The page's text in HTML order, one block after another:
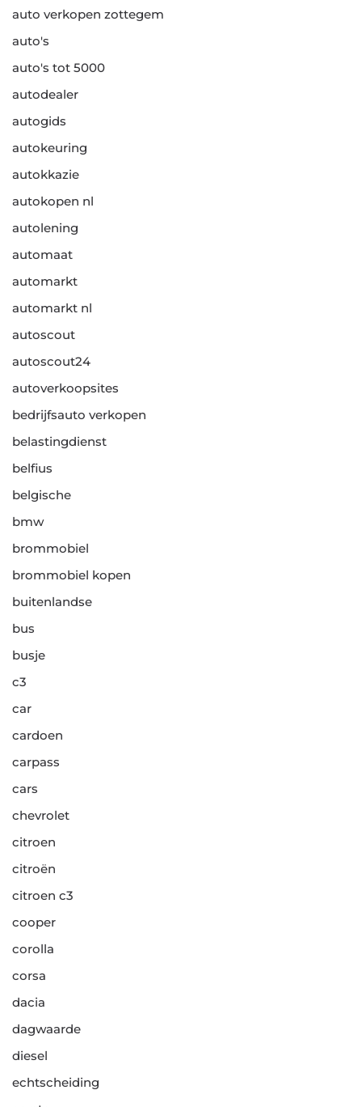
auto verkopen zottegem
auto's
auto's tot 5000
autodealer
autogids
autokeuring
autokkazie
autokopen nl
autolening
automaat
automarkt
automarkt nl
autoscout
autoscout24
autoverkoopsites
bedrijfsauto verkopen
belastingdienst
belfius
belgische
bmw
brommobiel
brommobiel kopen
buitenlandse
bus
busje
c3
car
cardoen
carpass
cars
chevrolet
citroen
citroën
citroen c3
cooper
corolla
corsa
dacia
dagwaarde
diesel
echtscheiding